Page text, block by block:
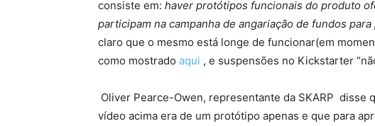
consiste em: haver protótipos funcionais do produto
participam na campanha de angariação de fundos
claro que o mesmo está longe de funcionar(em
como mostrado aqui , e suspensões no Kickstarter
Oliver Pearce-Owen, representante da SKARP disse
vídeo acima era de um protótipo apenas e que para